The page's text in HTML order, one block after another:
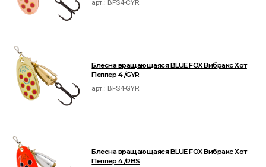
арт.: BFS4-CYR
Блесна вращающаяся BLUE FOX Вибракс Хот
Пеппер 4 /GYR
арт.: BFS4-GYR
Блесна вращающаяся BLUE FOX Вибракс Хот
Пеппер 4 /RBS